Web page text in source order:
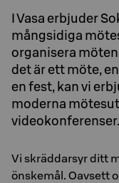
I Vasa erbjuder
mångsidiga
organisera
det är ett möte,
en fest, kan vi
moderna
videokonferenser.
Vi skräddarsyr ditt
önskemål. Oavsett